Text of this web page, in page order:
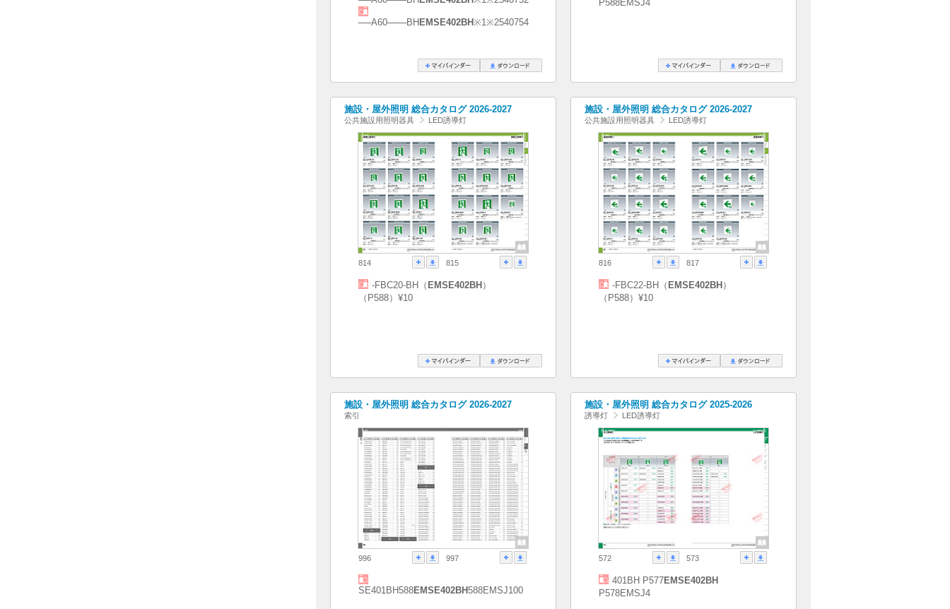
──A60───BH EMSE402BH※1※2540754
P588EMSJ4
施設・屋外照明 総合カタログ 2026-2027
公共施設用照明器具 LED誘導灯
814 815
-FBC20-BH（ EMSE402BH ）
（P588）¥10
施設・屋外照明 総合カタログ 2026-2027
公共施設用照明器具 LED誘導灯
816 817
-FBC22-BH（ EMSE402BH ）
（P588）¥10
施設・屋外照明 総合カタログ 2026-2027
索引
996 997
SE401BH588EMSE402BH588EMSJ100
施設・屋外照明 総合カタログ 2025-2026
誘導灯 LED誘導灯
572 573
401BH P577EMSE402BH
P578EMSJ4